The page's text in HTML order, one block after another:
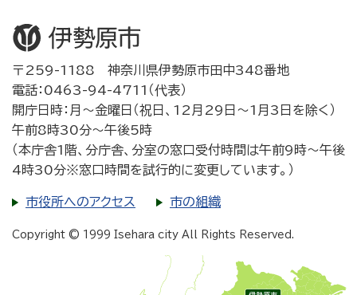
〒259-1188 神奈川県伊勢原市田中348番地
電話：0463-94-4711（代表）
開庁日時：月～金曜日（祝日、12月29日～1月3日を除く）
午前8時30分～午後5時
（本庁舎1階、分庁舎、分室の窓口受付時間は午前9時～午後
4時30分※窓口時間を試行的に変更しています。）
市役所へのアクセス 市の組織
Copyright © 1999 Isehara city All Rights Reserved.